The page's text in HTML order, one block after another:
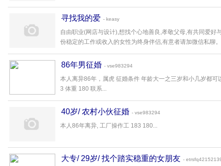
寻找我的爱 - keasy
自由职业(网店与设计),想找个心地善良,孝敬父母,有共同爱
份稳定的工作或收入的女性为终身伴侣,有意者请加微信私聊
86年男征婚 - vse983294
本人离异86年，属虎 征婚条件 年龄大一之三岁和小几岁都
3 体重 180 联系...
40岁/ 农村小伙征婚 - vse983294
本人86年离异, 工厂操作工 183 180...
大专/ 29岁/ 找个踏实稳重的女朋友 -